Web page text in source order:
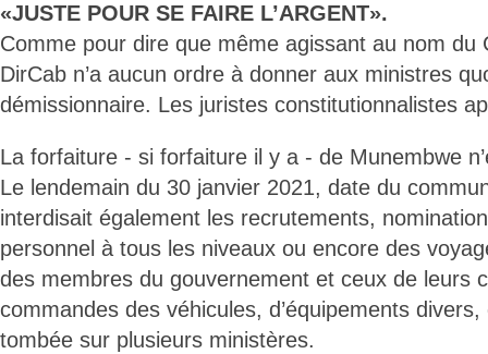
«JUSTE POUR SE FAIRE L’ARGENT».
Comme pour dire que même agissant au nom du
DirCab n’a aucun ordre à donner aux ministres
démissionnaire. Les juristes constitutionnalistes
La forfaiture - si forfaiture il y a - de Munembwe
Le lendemain du 30 janvier 2021, date du
interdisait également les recrutements,
personnel à tous les niveaux ou encore des
des membres du gouvernement et ceux de leurs
commandes des véhicules, d’équipements
tombée sur plusieurs ministères.